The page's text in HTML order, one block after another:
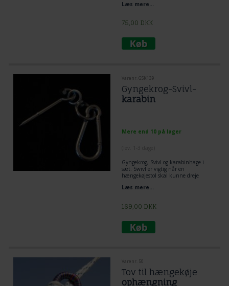
Læs mere...
75,00 DKK
Varenr. GSK139
Gyngekrog-Svivl-
karabin
Mere end 10 på lager
Gyngekrog, Svivl og karabinhage i
sæt. Swivl er vigtig når en
hængekøjestol skal kunne dreje
at sæt op og afmontere en
træ bjælker, loft eller udedørs træ.
ophæng.
Læs mere...
169,00 DKK
Varenr. 50
Tov til hængekøje
ophængning